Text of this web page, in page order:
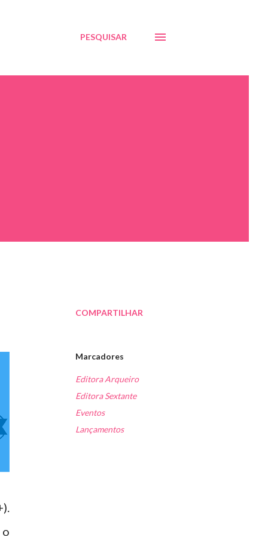
PESQUISAR
COMPARTILHAR
Marcadores
Editora Arqueiro
Editora Sextante
Eventos
Lançamentos